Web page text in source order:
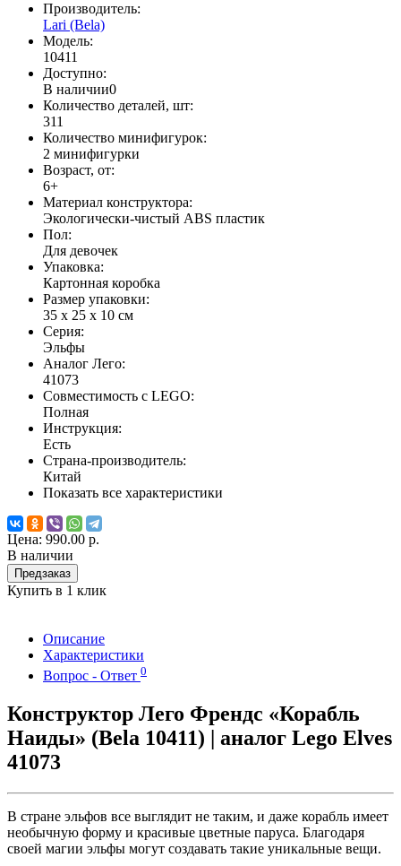
Производитель:
Lari (Bela)
Модель:
10411
Доступно:
В наличии0
Количество деталей, шт:
311
Количество минифигурок:
2 минифигурки
Возраст, от:
6+
Материал конструктора:
Экологически-чистый ABS пластик
Пол:
Для девочек
Упаковка:
Картонная коробка
Размер упаковки:
35 х 25 х 10 см
Серия:
Эльфы
Аналог Лего:
41073
Совместимость с LEGO:
Полная
Инструкция:
Есть
Страна-производитель:
Китай
Показать все характеристики
Цена: 990.00 р.
В наличии
Предзаказ
Купить в 1 клик
Описание
Характеристики
Вопрос - Ответ 0
Конструктор Лего Френдс «Корабль
Наиды» (Bela 10411) | аналог Lego Elves
41073
В стране эльфов все выглядит не таким, и даже корабль имеет
необычную форму и красивые цветные паруса. Благодаря
своей магии эльфы могут создавать такие уникальные вещи.